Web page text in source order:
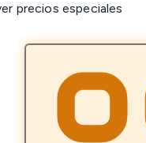
precios especiales